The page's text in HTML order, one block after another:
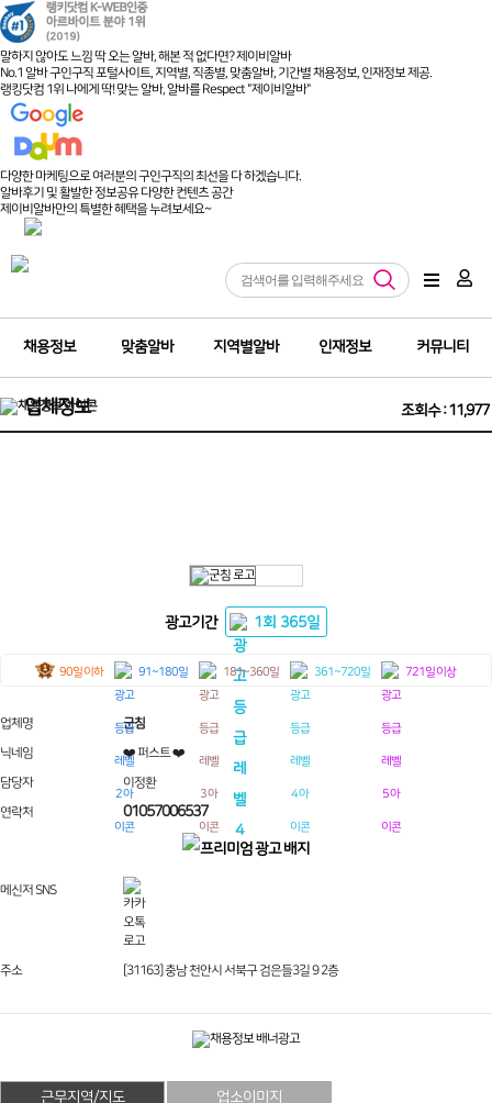
말하지 않아도 느낌 딱 오는 알바, 해본 적 없다면? 제이비알바
No.1 알바 구인구직 포털사이트, 지역별, 직종별, 맞춤알바, 기간별 채용정보, 인재정보 제공.
랭킹닷컴 1위 나에게 딱! 맞는 알바, 알바를 Respect "제이비알바"
다양한 마케팅으로 여러분의 구인구직의 최선을 다 하겠습니다.
알바후기 및 활발한 정보공유 다양한 컨텐츠 공간
제이비알바만의 특별한 혜택을 누려보세요~
채용정보 맞춤알바 지역별알바 인재정보 커뮤니티
업체정보 조회수 : 11,977
광고기간 1회 365일
90일 이하 91~180일 181~360일 361~720일 721일 이상
업체명
군침
닉네임
❤️ 퍼스트 ❤️
담당자
이정환
연락처
01057006537
메신저 SNS
주소 [31163] 충남 천안시 서북구 검은들3길 9 2층
근무지역/지도 업소이미지